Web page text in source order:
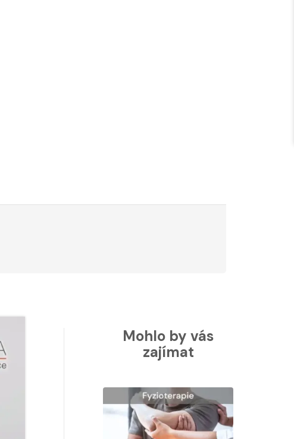
Mohlo by vás
zajímat